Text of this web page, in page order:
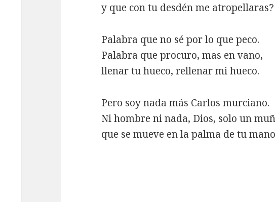
y que con tu desdén me atropellaras?
Palabra que no sé por lo que peco.
Palabra que procuro, mas en vano,
llenar tu hueco, rellenar mi hueco.
Pero soy nada más Carlos murciano.
Ni hombre ni nada, Dios, solo un
que se mueve en la palma de tu